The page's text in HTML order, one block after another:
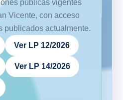
actualmente.
Ver LP 12/2026
Ver LP 14/2026